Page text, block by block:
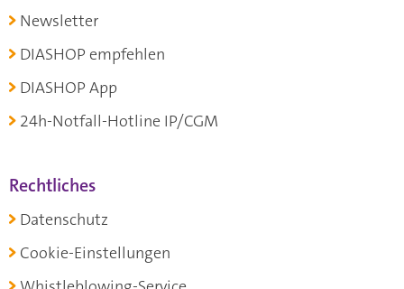
Newsletter
DIASHOP empfehlen
DIASHOP App
24h-Notfall-Hotline IP/CGM
Rechtliches
Datenschutz
Cookie-Einstellungen